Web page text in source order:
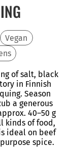
Vegan
of salt, black
in Finnish
Season
a generous
40–50 g
kinds of food,
ideal on beef
spice.